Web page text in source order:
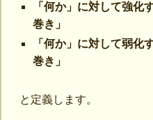
「何か」に対して強化
巻き」
「何か」に対して弱化
巻き」
と定義します。